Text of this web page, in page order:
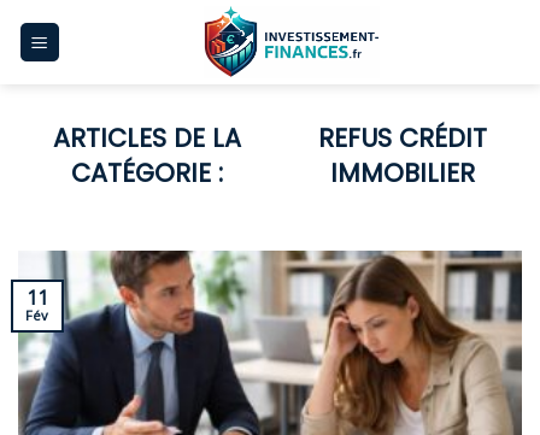
REFUS CRÉDIT
IMMOBILIER
11
Fév